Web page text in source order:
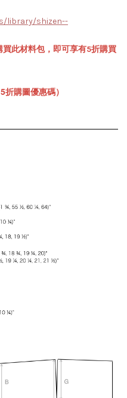
library/shizen--
買此材料包，即可享有5折購買
5折購圖優惠碼）